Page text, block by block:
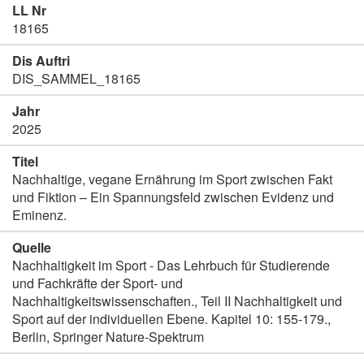
LL Nr
18165
Dis Auftri
DIS_SAMMEL_18165
Jahr
2025
Titel
Nachhaltige, vegane Ernährung im Sport zwischen Fakt
und Fiktion – Ein Spannungsfeld zwischen Evidenz und
Eminenz.
Quelle
Nachhaltigkeit im Sport - Das Lehrbuch für Studierende
und Fachkräfte der Sport- und
Nachhaltigkeitswissenschaften., Teil II Nachhaltigkeit und
Sport auf der individuellen Ebene. Kapitel 10: 155-179.,
Berlin, Springer Nature-Spektrum